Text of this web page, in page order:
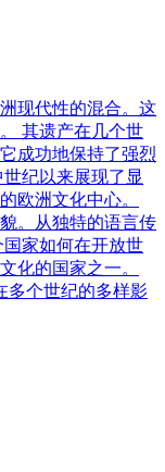
现代性的混合。这
其遗产在几个世
成功地保持了强烈
纪以来展现了显
欧洲文化中心。
。从独特的语言传
家如何在开放世
化的国家之一。
多个世纪的多样影